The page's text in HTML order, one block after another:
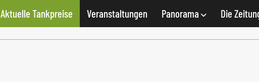
Aktuelle Tankpreise Veranstaltungen Panorama Die